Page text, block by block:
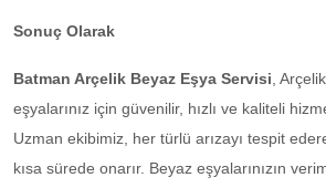
Sonuç Olarak
Batman Arçelik Beyaz Eşya Servisi ,
eşyalarınız için güvenilir, hızlı ve kaliteli
Uzman ekibimiz, her türlü arızayı tespit
kısa sürede onarır. Beyaz eşyalarınızın